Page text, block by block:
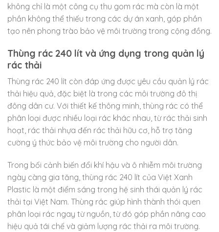
không chỉ là một công cụ thu gom rác mà còn là một
phần không thể thiếu trong các dự án xanh, góp phần
tạo nên phong trào bảo vệ môi trường trong cộng đồng.
Thùng rác 240 lít và ứng dụng trong quản lý
rác thải
Thùng rác 240 lít còn đáp ứng được yêu cầu quản lý rác
thải hiệu quả, đặc biệt là trong các môi trường đô thị
đông dân cư. Với thiết kế thông minh, thùng rác có thể
phân loại được nhiều loại rác khác nhau, từ rác thải sinh
hoạt, rác thải nhựa đến rác thải hữu cơ, hỗ trợ tăng
cường ý thức bảo vệ môi trường cho người dân.
Trong bối cảnh biến đổi khí hậu và ô nhiễm môi trường
ngày càng gia tăng, thùng rác 240 lít của Việt Xanh
Plastic là một điểm sáng trong hệ sinh thái quản lý rác
thải tại Việt Nam. Thùng rác giúp hình thành thói quen
phân loại rác ngay từ nguồn, từ đó góp phần nâng cao
hiệu quả tái chế và giảm lượng rác thải ra môi trường.